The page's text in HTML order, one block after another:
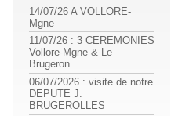
14/07/26 A VOLLORE-
Mgne
11/07/26 : 3 CEREMONIES
Vollore-Mgne & Le
Brugeron
06/07/2026 : visite de notre
DEPUTE J.
BRUGEROLLES